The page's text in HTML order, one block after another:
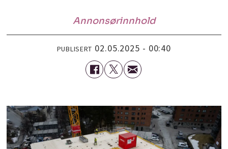
Annonsørinnhold
PUBLISERT 02.05.2025 - 00:40